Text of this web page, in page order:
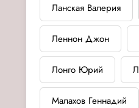
Ланская Валерия
Леннон Джон
Лонго Юрий
Малахов Геннадий